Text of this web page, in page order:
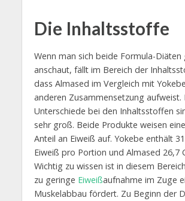
Die Inhaltsstoffe
Wenn man sich beide Formula-Diäten
anschaut, fällt im Bereich der
dass Almased im Vergleich mit
anderen Zusammensetzung aufweist.
Unterschiede bei den Inhaltsstoffen
sehr groß. Beide Produkte weisen
Anteil an Eiweiß auf. Yokebe enthält
Eiweiß pro Portion und Almased 26,7
Wichtig zu wissen ist in diesem
zu geringe Eiweißaufnahme im Zuge
Muskelabbau fördert. Zu Beginn der